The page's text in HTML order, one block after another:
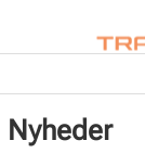
Nyheder